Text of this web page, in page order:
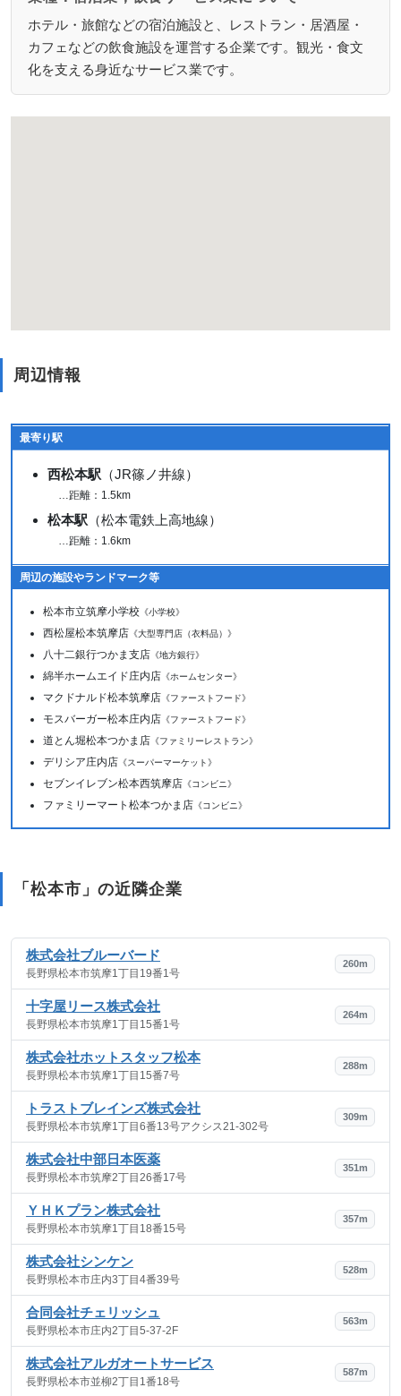
ホテル・旅館などの宿泊施設と、レストラン・居酒屋・
カフェなどの飲食施設を運営する企業です。観光・食文
化を支える身近なサービス業です。
周辺情報
最寄り駅
西松本駅 （JR篠ノ井線）
…距離：1.5km
松本駅 （松本電鉄上高地線）
…距離：1.6km
周辺の施設やランドマーク等
松本市立筑摩小学校 《小学校》
西松屋松本筑摩店 《大型専門店（衣料品）》
八十二銀行つかま支店 《地方銀行》
綿半ホームエイド庄内店 《ホームセンター》
マクドナルド松本筑摩店 《ファーストフード》
モスバーガー松本庄内店 《ファーストフード》
道とん堀松本つかま店 《ファミリーレストラン》
デリシア庄内店 《スーパーマーケット》
セブンイレブン松本西筑摩店 《コンビニ》
ファミリーマート松本つかま店 《コンビニ》
「松本市」の近隣企業
株式会社ブルーバード
長野県松本市筑摩1丁目19番1号
260m
十字屋リース株式会社
長野県松本市筑摩1丁目15番1号
264m
株式会社ホットスタッフ松本
長野県松本市筑摩1丁目15番7号
288m
トラストブレインズ株式会社
長野県松本市筑摩1丁目6番13号アクシス21-302号
309m
株式会社中部日本医薬
長野県松本市筑摩2丁目26番17号
351m
ＹＨＫプラン株式会社
長野県松本市筑摩1丁目18番15号
357m
株式会社シンケン
長野県松本市庄内3丁目4番39号
528m
合同会社チェリッシュ
長野県松本市庄内2丁目5-37-2F
563m
株式会社アルガオートサービス
長野県松本市並柳2丁目1番18号
587m